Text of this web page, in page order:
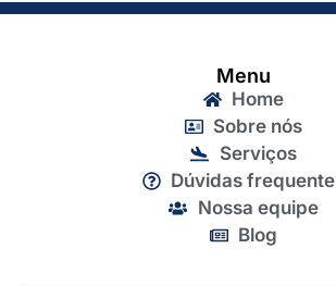
Menu
Home
Sobre nós
Serviços
Dúvidas
Nossa equipe
Blog